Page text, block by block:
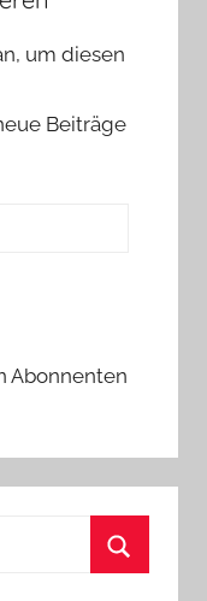
um diesen
Beiträge
Abonnenten